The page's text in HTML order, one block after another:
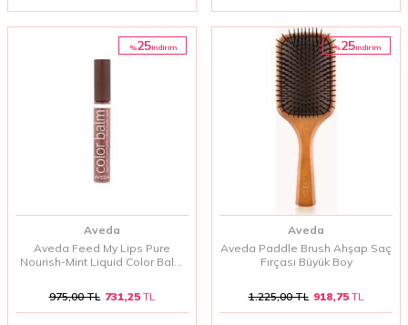
%25i̇ndirim
Aveda
Aveda Feed My Lips Pure
Nourish-Mint Liquid Color Balm
975,00TL 731,25TL
%25i̇ndirim
Aveda
Aveda Paddle Brush Ahşap Saç
Fırçası Büyük Boy
1.225,00TL 918,75TL